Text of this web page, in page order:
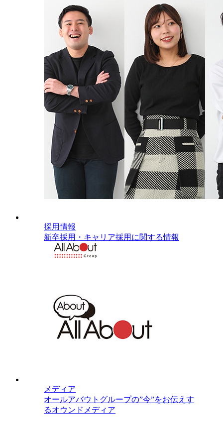
採用情報
新卒採用・キャリア採用に関する情報
メディア
オールアバウトグループの”今”をお伝えす
るオウンドメディア